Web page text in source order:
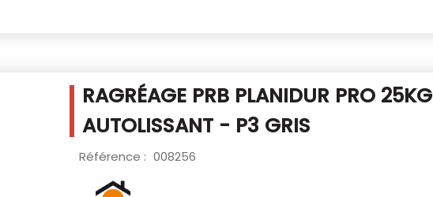
RAGRÉAGE PRB PLANIDUR PRO 25KG
AUTOLISSANT - P3 GRIS
Référence : 008256